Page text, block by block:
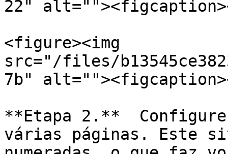
22"
<figure><img
src="/files/
7b"
**Etapa 2.**
várias páginas. Este